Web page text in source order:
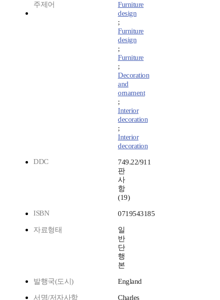
주제어
Furniture
design
;
Furniture
design
;
Furniture
;
Decoration
and
ornament
;
Interior
decoration
;
Interior
decoration
DDC
749.22/911
판
사
항
(19)
ISBN
0719543185
자료형태
일
반
단
행
본
발행국(도시) England
서명/저자사항 Charles